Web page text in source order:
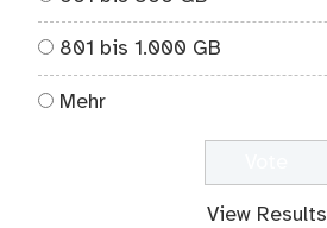
801 bis 1.000 GB
Mehr
View Results